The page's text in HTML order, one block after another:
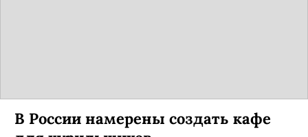
В России намерены создать кафе